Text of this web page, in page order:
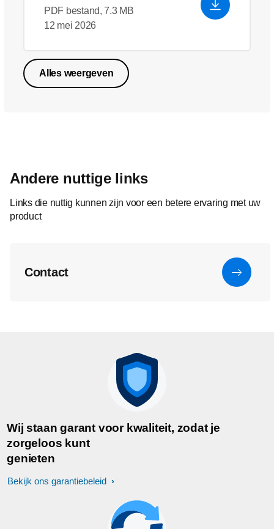
PDF bestand, 7.3 MB
12 mei 2026
Alles weergeven
Andere nuttige links
Links die nuttig kunnen zijn voor een betere ervaring met uw
product
Contact
Wij staan garant voor kwaliteit, zodat je
zorgeloos kunt
genieten
Bekijk ons garantiebeleid